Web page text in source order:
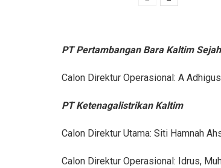
PT Pertambangan Bara Kaltim
Calon Direktur Operasional: A
PT Ketenagalistrikan Kaltim
Calon Direktur Utama: Siti Hamnah
Calon Direktur Operasional: Idrus,